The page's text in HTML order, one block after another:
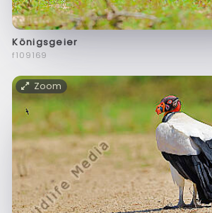
Königsgeier
f109169
Zoom